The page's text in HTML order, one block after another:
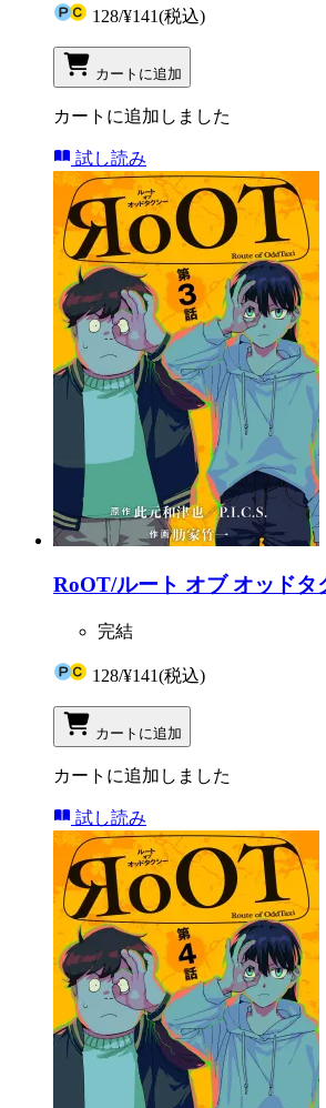
128/¥141(税込)
カートに追加
カートに追加しました
試し読み
RoOT/ルート オブ オッドタ
完結
128/¥141(税込)
カートに追加
カートに追加しました
試し読み